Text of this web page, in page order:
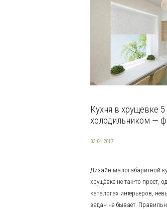
Кухня в хрущевке
холодильником —
03.04.2017
Дизайн малогабаритной
хрущёвке не так-то прост,
каталогах интерьеров,
задач не бывает.